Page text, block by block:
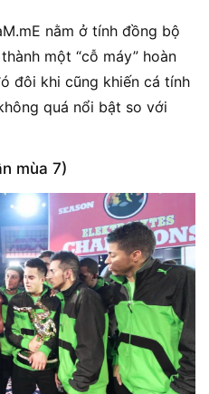
nằm ở tính đồng bộ
một “cỗ máy” hoàn
đôi khi cũng khiến cá tính
quá nổi bật so với
mùa 7)